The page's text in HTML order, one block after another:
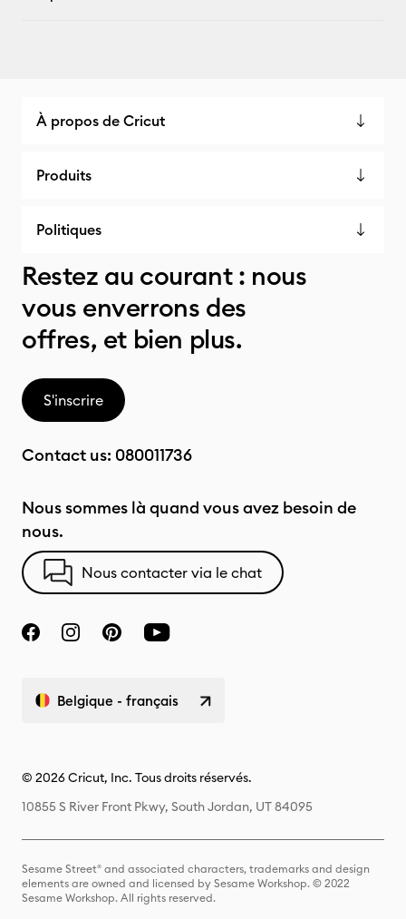
À propos de Cricut
Produits
Politiques
Restez au courant : nous
vous enverrons des
offres, et bien plus.
S'inscrire
Contact us: 080011736
Nous sommes là quand vous avez besoin de
nous.
Nous contacter via le chat
Belgique - français
© 2026 Cricut, Inc. Tous droits réservés.
10855 S River Front Pkwy, South Jordan, UT 84095
Sesame Street® and associated characters, trademarks and design
elements are owned and licensed by Sesame Workshop. © 2022
Sesame Workshop. All rights reserved.